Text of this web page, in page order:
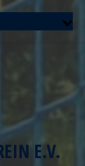
E.V.